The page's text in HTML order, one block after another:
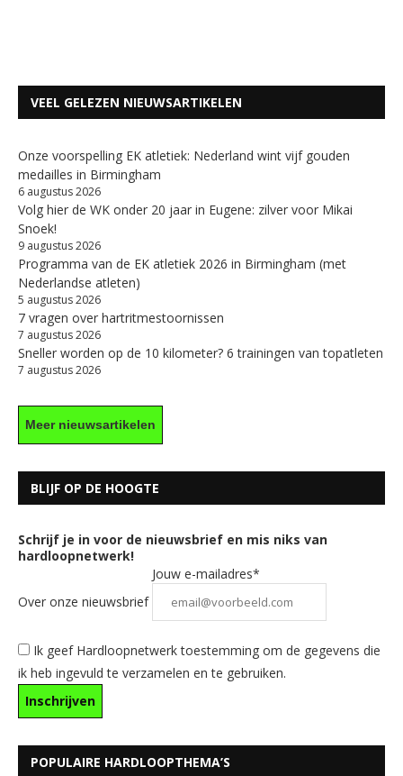
VEEL GELEZEN NIEUWSARTIKELEN
Onze voorspelling EK atletiek: Nederland wint vijf gouden
medailles in Birmingham
6 augustus 2026
Volg hier de WK onder 20 jaar in Eugene: zilver voor Mikai
Snoek!
9 augustus 2026
Programma van de EK atletiek 2026 in Birmingham (met
Nederlandse atleten)
5 augustus 2026
7 vragen over hartritmestoornissen
7 augustus 2026
Sneller worden op de 10 kilometer? 6 trainingen van topatleten
7 augustus 2026
Meer nieuwsartikelen
BLIJF OP DE HOOGTE
Schrijf je in voor de nieuwsbrief en mis niks van
hardloopnetwerk!
Over onze nieuwsbrief
Jouw e-mailadres*
Ik geef Hardloopnetwerk toestemming om de gegevens die
ik heb ingevuld te verzamelen en te gebruiken.
POPULAIRE HARDLOOPTHEMA’S